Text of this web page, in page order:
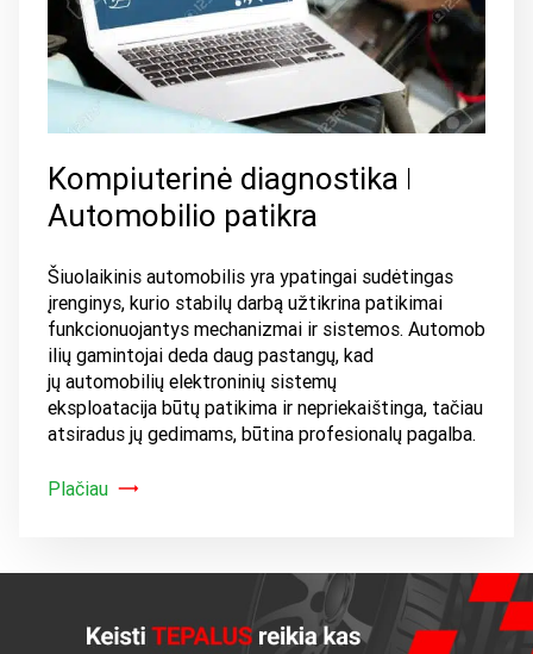
Kompiuterinė diagnostika ǀ
Automobilio patikra
Šiuolaikinis automobilis yra ypatingai sudėtingas
įrenginys, kurio stabilų darbą užtikrina patikimai
funkcionuojantys mechanizmai ir sistemos. Automob
ilių gamintojai deda daug pastangų, kad
jų automobilių elektroninių sistemų
eksploatacija būtų patikima ir nepriekaištinga, tačiau
atsiradus jų gedimams, būtina profesionalų pagalba.
Plačiau